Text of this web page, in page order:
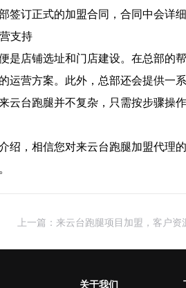
签订正式的加盟合同，合同中会详
支持
是店铺选址和门店建设。在总部的
运营方案。此外，总部还会提供一
云台跑腿并不复杂，只需按步骤操
绍，相信您对来云台跑腿加盟代理
上一篇：来云台跑腿项目加盟，客户资
关于我们